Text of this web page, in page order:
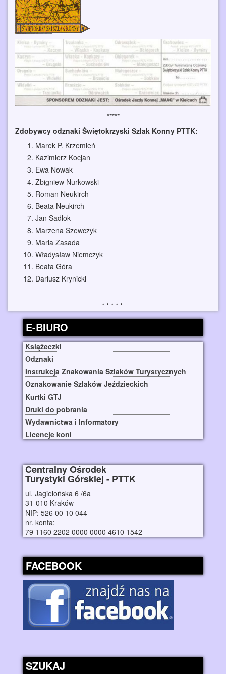
*****
Zdobywcy odznaki Świętokrzyski Szlak Konny PTTK:
Marek P. Krzemień
Kazimierz Kocjan
Ewa Nowak
Zbigniew Nurkowski
Roman Neukirch
Beata Neukirch
Jan Sadlok
Marzena Szewczyk
Maria Zasada
Władysław Niemczyk
Beata Góra
Dariusz Krynicki
E-BIURO
Książeczki
Odznaki
Instrukcja Znakowania Szlaków Turystycznych
Oznakowanie Szlaków Jeździeckich
Kurtki GTJ
Druki do pobrania
Wydawnictwa i Informatory
Licencje koni
Centralny Ośrodek
Turystyki Górskiej - PTTK
ul. Jagielońska 6 /6a
31-010 Kraków
NIP: 526 00 10 044
nr. konta:
79 1160 2202 0000 0000 4610 1542
FACEBOOK
SZUKAJ